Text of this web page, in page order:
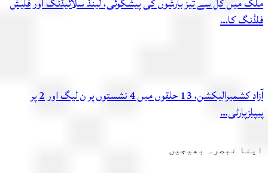
کا…
آزاد کشمیرالیکشن، 13 حلقوں میں 4 نشستوں پر ن لیگ اور 2 پر
تبصرہ بھیجیں